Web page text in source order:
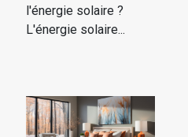
l'énergie solaire ?
L'énergie solaire...